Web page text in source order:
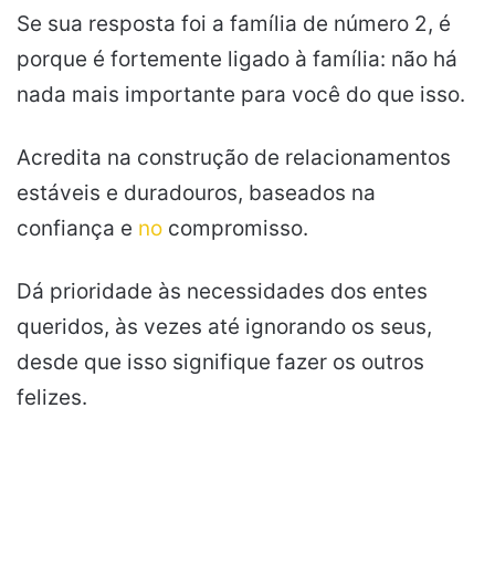
Se sua resposta foi a família de número 2, é
porque é fortemente ligado à família: não há
nada mais importante para você do que isso.
Acredita na construção de relacionamentos
estáveis e duradouros, baseados na
confiança e no compromisso.
Dá prioridade às necessidades dos entes
queridos, às vezes até ignorando os seus,
desde que isso signifique fazer os outros
felizes.